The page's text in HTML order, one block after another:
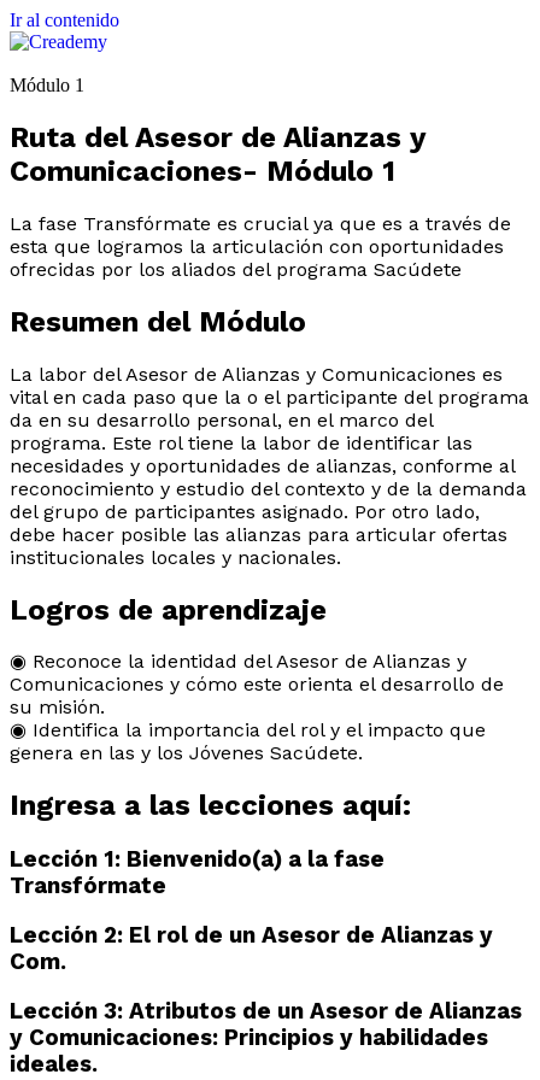
Ir al contenido
Módulo 1
Ruta del Asesor de Alianzas y
Comunicaciones- Módulo 1
La fase Transfórmate es crucial ya que es a través de
esta que logramos la articulación con oportunidades
ofrecidas por los aliados del programa Sacúdete
Resumen del Módulo
La labor del Asesor de Alianzas y Comunicaciones es
vital en cada paso que la o el participante del programa
da en su desarrollo personal, en el marco del
programa. Este rol tiene la labor de identificar las
necesidades y oportunidades de alianzas, conforme al
reconocimiento y estudio del contexto y de la demanda
del grupo de participantes asignado. Por otro lado,
debe hacer posible las alianzas para articular ofertas
institucionales locales y nacionales.
Logros de aprendizaje
◉ Reconoce la identidad del Asesor de Alianzas y
Comunicaciones y cómo este orienta el desarrollo de
su misión.
◉ Identifica la importancia del rol y el impacto que
genera en las y los Jóvenes Sacúdete.
Ingresa a las lecciones aquí:
Lección 1: Bienvenido(a) a la fase
Transfórmate
Lección 2: El rol de un Asesor de Alianzas y
Com.
Lección 3: Atributos de un Asesor de Alianzas
y Comunicaciones: Principios y habilidades
ideales.